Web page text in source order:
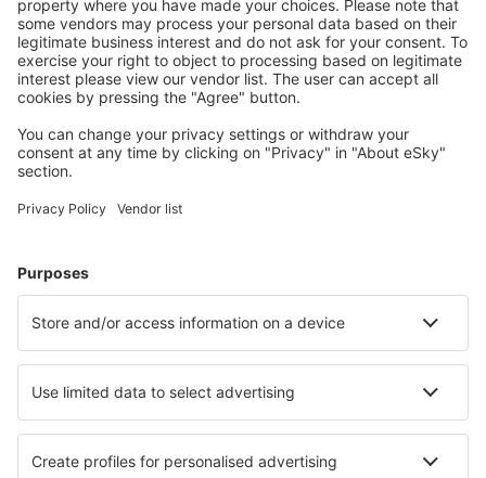
Veneţia
Elba Marina di Campo (EBA)
Olbia Costa Smeralda Airport (OLB)
Palermo Punta Raisi (PMO)
Parma Intl Airport (PMF)
Pisa Galileo Galilei (PSA)
Reggio di Calabria Airport (REG)
Triest Ronchi dei Legionari (TRS)
Salerno-Pontecagnano Airport (QSR)